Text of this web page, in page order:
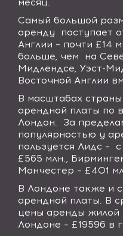
Самый большой
аренду поступает
Англии – почти £14
больше, чем на
Мидлендсе, Уэст-
Восточной Англии
В масштабах
арендной платы по
Лондон. За
популярностью у
пользуется Лидс –
£565 млн.,
Манчестер – £401
В Лондоне также и
арендной платы. В
цены аренды жилой
Лондоне – £19596 в